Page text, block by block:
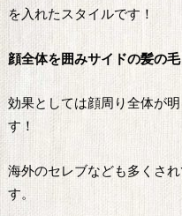
を入れたスタイルです！
顔全体を囲みサイドの髪の
効果としては顔周り全体が
す！
海外のセレブなども多くさ
す。